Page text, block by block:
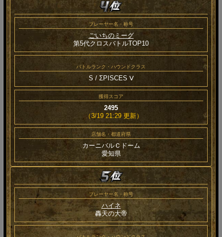
プレーヤー名・称号
ごいちのミーグ
第5代クロスバトルTOP10
バトルランク・ハウンドクラス
S / ΣPISCES Ⅴ
獲得スコア
2495
（3/19 21:29 更新）
店舗名・都道府県
カーニバルＣドーム
愛知県
プレーヤー名・称号
ハイネ
轟天の大帝